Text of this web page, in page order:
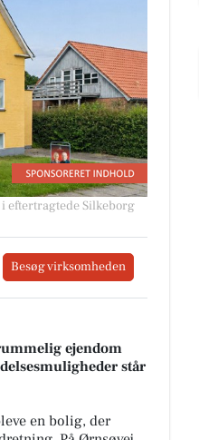
eftertragtede Silkeborg
Besøg virksomheden
ejendom
står
en bolig, der